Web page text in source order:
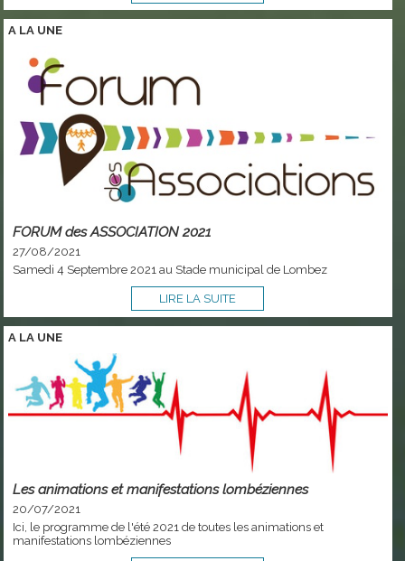
A LA UNE
FORUM des ASSOCIATION 2021
27/08/2021
Samedi 4 Septembre 2021 au Stade municipal de Lombez
LIRE LA SUITE
A LA UNE
Les animations et manifestations lombéziennes
20/07/2021
Ici, le programme de l'été 2021 de toutes les animations et
manifestations lombéziennes